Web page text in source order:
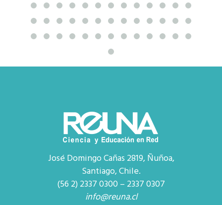
José Domingo Cañas 2819, Ñuñoa,
Santiago, Chile.
(56 2) 2337 0300 – 2337 0307
info@reuna.cl